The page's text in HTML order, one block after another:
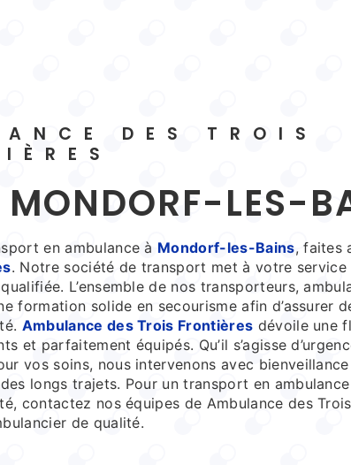
MONDORF-LES-
en ambulance à Mondorf-les-Bains, faites
. Notre société de transport met à votre service
L’ensemble de nos transporteurs,
formation solide en secourisme afin d’assurer
Ambulance des Trois Frontières dévoile une
et parfaitement équipés. Qu’il s’agisse
vos soins, nous intervenons avec
longs trajets. Pour un transport en
contactez nos équipes de Ambulance des
de qualité.